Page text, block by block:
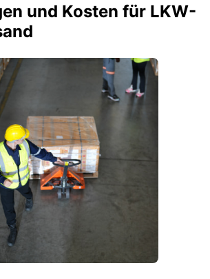
und Kosten für LKW-